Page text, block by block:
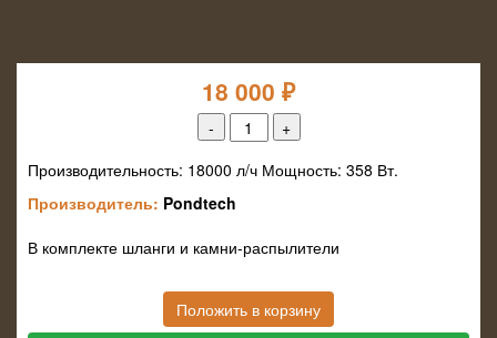
18 000 ₽
Производительность: 18000 л/ч Мощность: 358 Вт.
Производитель: Pondtech
В комплекте шланги и камни-распылители
Положить в корзину